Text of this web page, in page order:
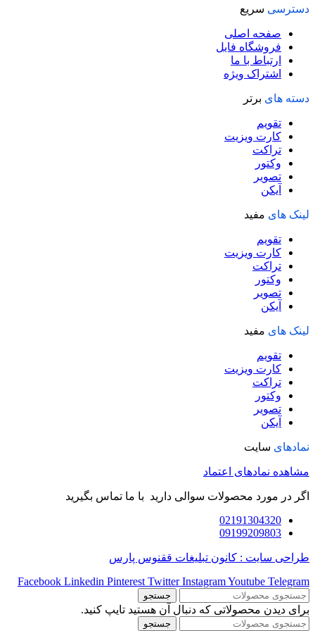
دسترسی سریع
صفحه اصلی
فروشگاه فایل
ارتباط با ما
اشتراک ویژه
دسته های برتر
تقویم
کارت ویزیت
تراکت
وکتور
تصویر
آیکن
لینک های مفید
تقویم
کارت ویزیت
تراکت
وکتور
تصویر
آیکن
لینک های مفید
تقویم
کارت ویزیت
تراکت
وکتور
تصویر
آیکن
نمادهای سایت
مشاهده نمادهای اعتماد
اگر در مورد محصولات سوالی دارید با ما تماس بگیرید
02191304320
09199209803
طراحی سایت : کانون تبلیغات ققنوس پارس
Facebook Linkedin Pinterest Twitter InstagramYoutube Telegram
جستجو
برای دیدن محصولاتی که دنبال آن هستید تایپ کنید.
جستجو